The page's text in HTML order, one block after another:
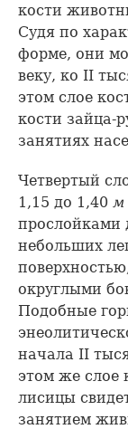
кости
Судя по
форме, они
веку, ко II
этом слое
кости зайца-
занятиях
Четвертый
1,15 до 1,40 м
прослойками
небольших
округлыми
Подобные
начала II
этом же слое
лисицы
занятием